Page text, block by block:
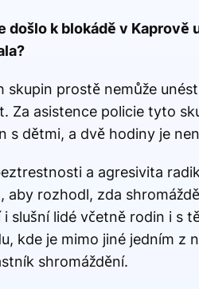
došlo k blokádě v
skupin prostě nemůže
Za asistence policie tyto
s dětmi, a dvě hodiny je
a agresivita
aby rozhodl, zda
slušní lidé včetně rodin i s
kde je mimo jiné jedním z
shromáždění.